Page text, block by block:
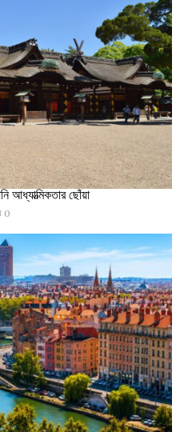
আধ্যাত্মিকতার ছোঁয়া
0